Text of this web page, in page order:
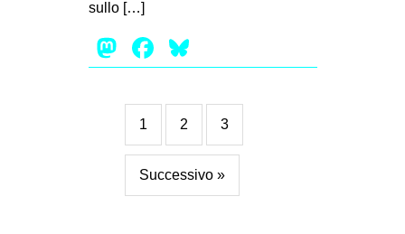
sullo […]
Mastodon
Facebook
1 2 3
Successivo »